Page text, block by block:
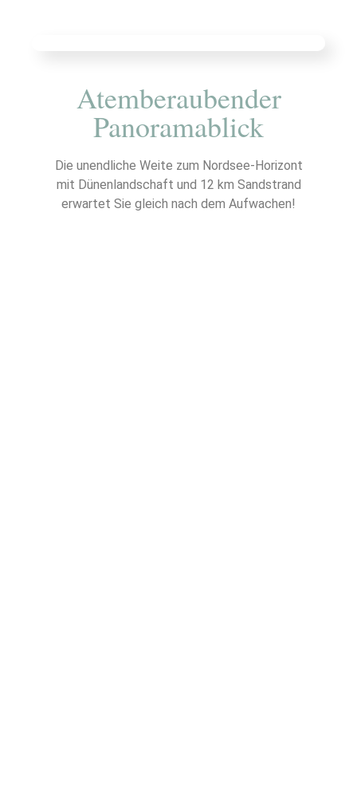
Atemberaubender
Panoramablick
Die unendliche Weite zum Nordsee-Horizont
mit Dünenlandschaft und 12 km Sandstrand
erwartet Sie gleich nach dem Aufwachen!